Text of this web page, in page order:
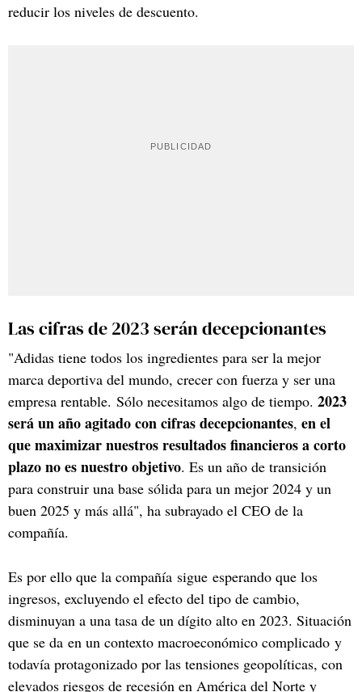
reducir los niveles de descuento.
Las cifras de 2023 serán decepcionantes
"Adidas tiene todos los ingredientes para ser la mejor
marca deportiva del mundo, crecer con fuerza y ser una
empresa rentable. Sólo necesitamos algo de tiempo. 2023
será un año agitado con cifras decepcionantes, en el
que maximizar nuestros resultados financieros a corto
plazo no es nuestro objetivo. Es un año de transición
para construir una base sólida para un mejor 2024 y un
buen 2025 y más allá", ha subrayado el CEO de la
compañía.
Es por ello que la compañía sigue esperando que los
ingresos, excluyendo el efecto del tipo de cambio,
disminuyan a una tasa de un dígito alto en 2023. Situación
que se da en un contexto macroeconómico complicado y
todavía protagonizado por las tensiones geopolíticas, con
elevados riesgos de recesión en América del Norte y